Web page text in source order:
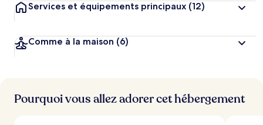
Services et équipements principaux (12)
Comme à la maison (6)
Pourquoi vous allez adorer cet hébergement